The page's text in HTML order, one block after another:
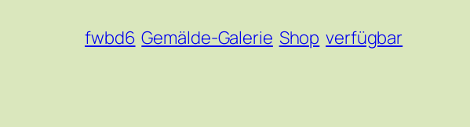
fwbd6 Gemälde-Galerie Shop verfügbar